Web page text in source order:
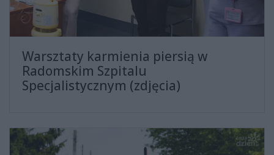
Warsztaty karmienia piersią w
Radomskim Szpitalu
Specjalistycznym (zdjęcia)